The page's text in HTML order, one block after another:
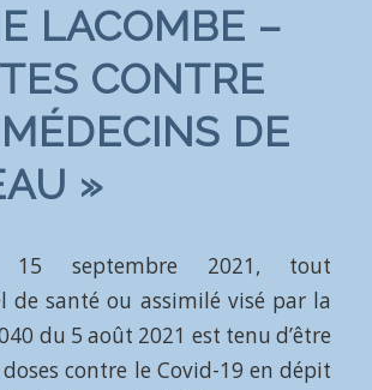
LACOMBE –
CONTRE
DE
»
15 septembre 2021, tout
de santé ou assimilé visé par la
du 5 août 2021 est tenu d’être
contre le Covid-19 en dépit